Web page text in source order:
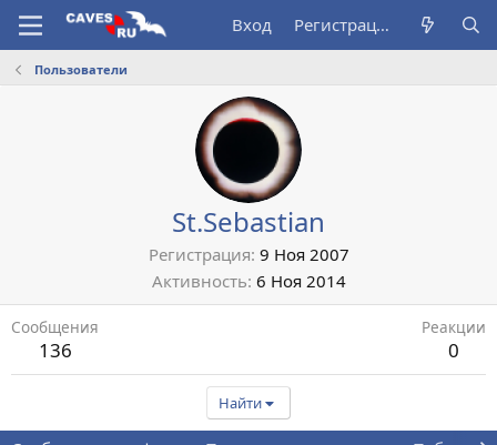
Вход Регистрация
Пользователи
St.Sebastian
Регистрация 9 Ноя 2007
Активность 6 Ноя 2014
Сообщения
136
Реакции
0
Найти